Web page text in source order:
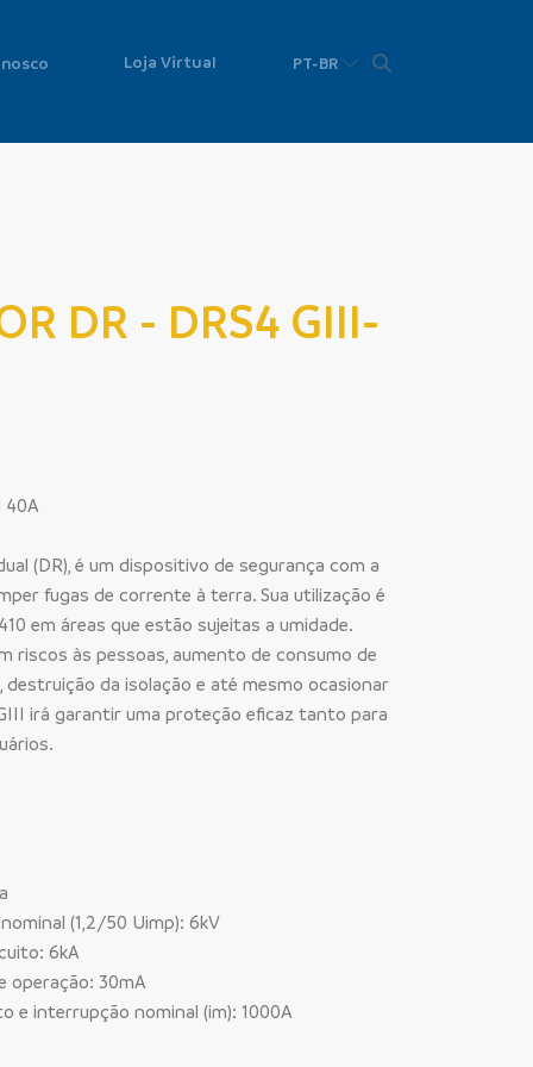
Loja Virtual PT-BR
DR - DRS4 GIII-
40A
(DR), é um dispositivo de segurança com a
fugas de corrente à terra. Sua utilização é
em áreas que estão sujeitas a umidade.
riscos às pessoas, aumento de consumo de
destruição da isolação e até mesmo ocasionar
irá garantir uma proteção eficaz tanto para
(1,2/50 Uimp): 6kV
6kA
operação: 30mA
e interrupção nominal (im): 1000A